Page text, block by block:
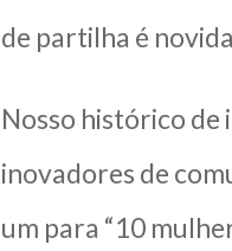
de partilha é
Nosso histórico de
inovadores de
um para “10